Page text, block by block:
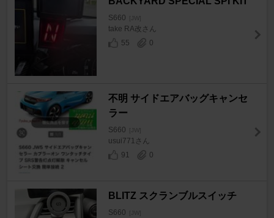
S660 [JW]
take RA改さん
55
0
不明 サイドエアバッグキャンセ
ラー
S660 [JW]
usui771さん
91
0
BLITZ スクランブルスイッチ
S660 [JW]